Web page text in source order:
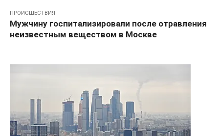
ПРОИСШЕСТВИЯ
Мужчину госпитализировали после отравления
неизвестным веществом в Москве